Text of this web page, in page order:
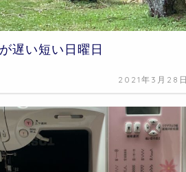
遅い短い日曜日
2021年3月28日